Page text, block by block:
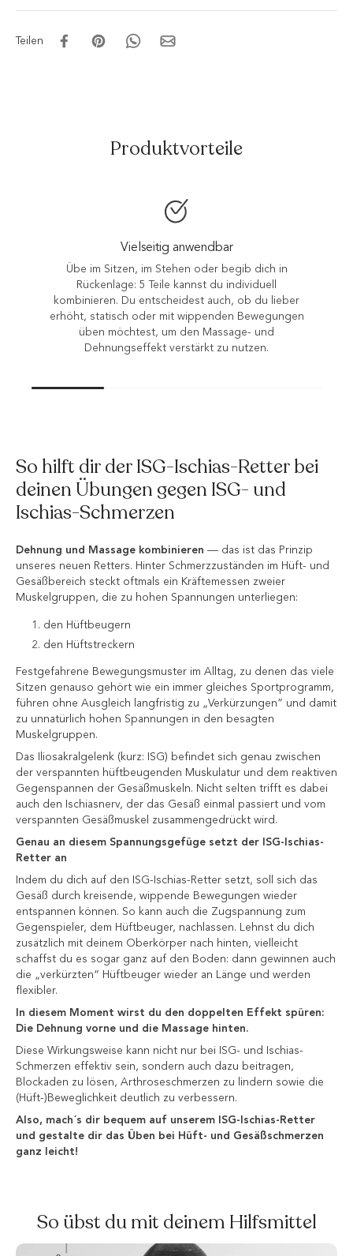
Teilen
Produktvorteile
Doppelte Wirkung: Massage & Dehnung
Dehne die hüftbeugenden Muskeln, indem du dich
nach hinten lehnst und entspanne gleichzeitig dein
Gesäß durch den Druck deines gewählten
Aufsatzes – ähnlich wie bei einer Faszien-
Rollmassage.
So hilft dir der ISG-Ischias-Retter bei
deinen Übungen gegen ISG- und
Ischias-Schmerzen
Dehnung und Massage kombinieren — das ist das Prinzip
unseres neuen Retters. Hinter Schmerzzuständen im Hüft- und
Gesäßbereich steckt oftmals ein Kräftemessen zweier
Muskelgruppen, die zu hohen Spannungen unterliegen:
den Hüftbeugern
den Hüftstreckern
Festgefahrene Bewegungsmuster im Alltag, zu denen das viele
Sitzen genauso gehört wie ein immer gleiches Sportprogramm,
führen ohne Ausgleich langfristig zu „Verkürzungen” und damit
zu unnatürlich hohen Spannungen in den besagten
Muskelgruppen.
Das Iliosakralgelenk (kurz: ISG) befindet sich genau zwischen
der verspannten hüftbeugenden Muskulatur und dem reaktiven
Gegenspannen der Gesäßmuskeln. Nicht selten trifft es dabei
auch den Ischiasnerv, der das Gesäß einmal passiert und vom
verspannten Gesäßmuskel zusammengedrückt wird.
Genau an diesem Spannungsgefüge setzt der ISG-Ischias-
Retter an
Indem du dich auf den ISG-Ischias-Retter setzt, soll sich das
Gesäß durch kreisende, wippende Bewegungen wieder
entspannen können. So kann auch die Zugspannung zum
Gegenspieler, dem Hüftbeuger, nachlassen. Lehnst du dich
zusätzlich mit deinem Oberkörper nach hinten, vielleicht
schaffst du es sogar ganz auf den Boden: dann gewinnen auch
die „verkürzten“ Hüftbeuger wieder an Länge und werden
flexibler.
In diesem Moment wirst du den doppelten Effekt spüren:
Die Dehnung vorne und die Massage hinten.
Diese Wirkungsweise kann nicht nur bei ISG- und Ischias-
Schmerzen effektiv sein, sondern auch dazu beitragen,
Blockaden zu lösen, Arthroseschmerzen zu lindern sowie die
(Hüft-)Beweglichkeit deutlich zu verbessern.
Also, mach´s dir bequem auf unserem ISG-Ischias-Retter
und gestalte dir das Üben bei Hüft- und Gesäßschmerzen
ganz leicht!
So übst du mit deinem Hilfsmittel